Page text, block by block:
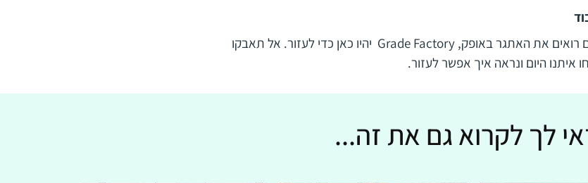
אל תמתינו לרגע האחרון. אם אתם רואים את האתגר באופק, Grade Factory יהיו כאן כדי לעזור. אל תאבקו
איתנו היום ונראה איך אפשר לעזור.
לך לקרוא גם את זה...